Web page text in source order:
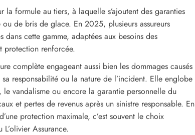
la formule au tiers, à laquelle s’ajoutent des garanties
de bris de glace. En 2025, plusieurs assureurs
cette gamme, adaptées aux besoins des
protection renforcée.
complète engageant aussi bien les dommages causés
responsabilité ou la nature de l’incident. Elle englobe
vandalisme ou encore la garantie personnelle du
et pertes de revenus après un sinistre responsable. En
protection maximale, c’est souvent le choix
Assurance.